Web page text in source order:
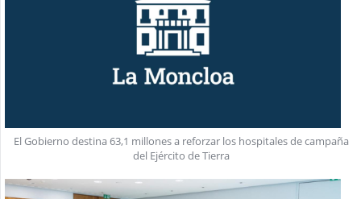
El Gobierno destina 63,1 millones a reforzar los hospitales de campaña
del Ejército de Tierra